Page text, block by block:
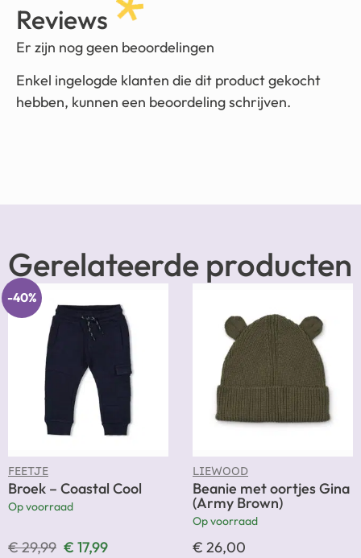
Reviews
Er zijn nog geen beoordelingen
Enkel ingelogde klanten die dit product gekocht
hebben, kunnen een beoordeling schrijven.
Gerelateerde producten
-40%
FEETJE
Broek – Coastal Cool
Op voorraad
€29,99 € 17,99
LIEWOOD
Beanie met oortjes Gina
(Army Brown)
Op voorraad
€ 26,00